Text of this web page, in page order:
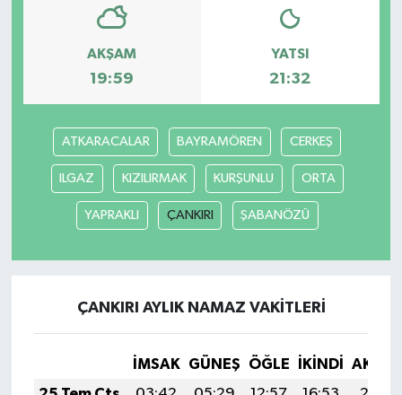
AKŞAM
19:59
YATSI
21:32
ATKARACALAR BAYRAMÖREN CERKEŞ
ILGAZ KIZILIRMAK KURŞUNLU ORTA
YAPRAKLI ÇANKIRI ŞABANÖZÜ
ÇANKIRI AYLIK NAMAZ VAKITLERI
İMSAK GÜNEŞ ÖĞLE İKINDI